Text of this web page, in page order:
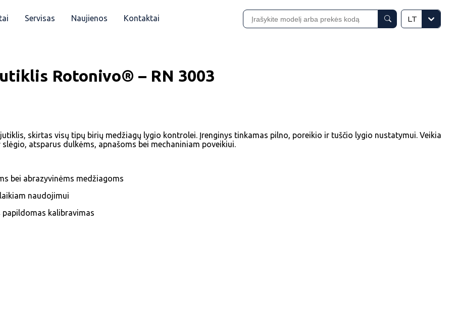
Servisas Naujienos Kontaktai LT
Rotonivo® – RN 3003
skirtas visų tipų birių medžiagų lygio kontrolei. Įrenginys tinkamas pilno, poreikio ir tuščio lygio nustatymui. Veikia
slėgio, atsparus dulkėms, apnašoms bei mechaniniam poveikiui.
bei abrazyvinėms medžiagoms
naudojimui
papildomas kalibravimas